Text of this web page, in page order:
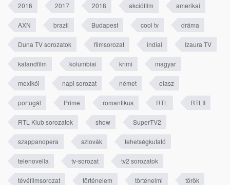
2016 2017 2018 akciófilm amerikai
AXN brazil Budapest cool tv dráma
Duna TV sorozatok filmsorozat indiai Izaura TV
kalandfilm kolumbiai krimi magyar
mexikói napi sorozat német olasz
portugál Prime romantikus RTL RTLII
RTL Klub sorozatok show SuperTV2
szappanopera szlovák tehetségkutató
telenovella tv-sorozat tv2 sorozatok
tévéfilmsorozat történelem történelmi török